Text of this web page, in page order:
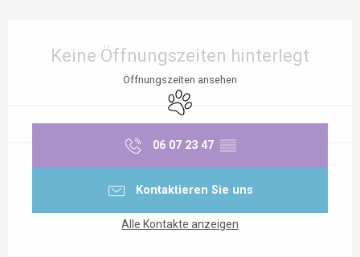
Keine Öffnungszeiten hinterlegt
Öffnungszeiten ansehen
Tiere erlaubt
06 07 23 47 ▒▒
Kontaktieren Sie uns
Alle Kontakte anzeigen